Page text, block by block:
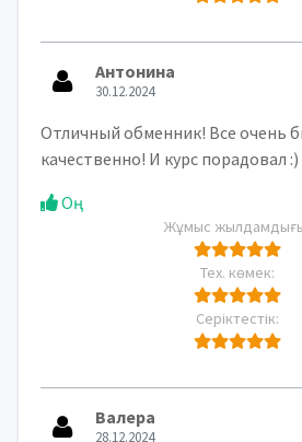
Антонина
30.12.2024
Отличный обменник! Все очень
качественно! И курс порадовал :)
Оң
Жұмыс
Тех. көмек:
Серіктестік:
Валера
28.12.2024